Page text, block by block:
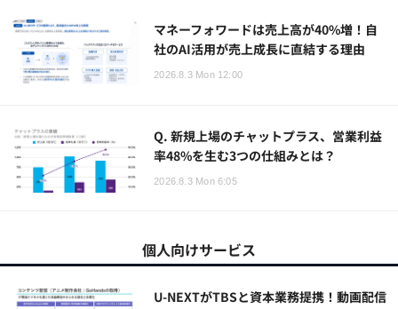
マネーフォワードは売上高が40%増！自
社のAI活用が売上成長に直結する理由
2026.8.3 Mon 12:00
Q. 新規上場のチャットプラス、営業利益
率48%を生む3つの仕組みとは？
2026.8.3 Mon 6:05
個人向けサービス
U-NEXTがTBSと資本業務提携！動画配信